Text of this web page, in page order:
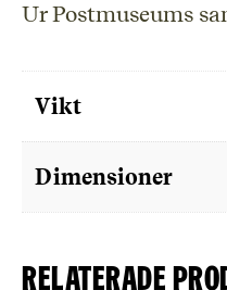
Ur Postmuseums
Vikt
Dimensioner
Relaterade